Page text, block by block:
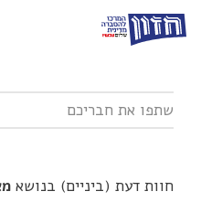
חוות דעת (ביניים) בנושא